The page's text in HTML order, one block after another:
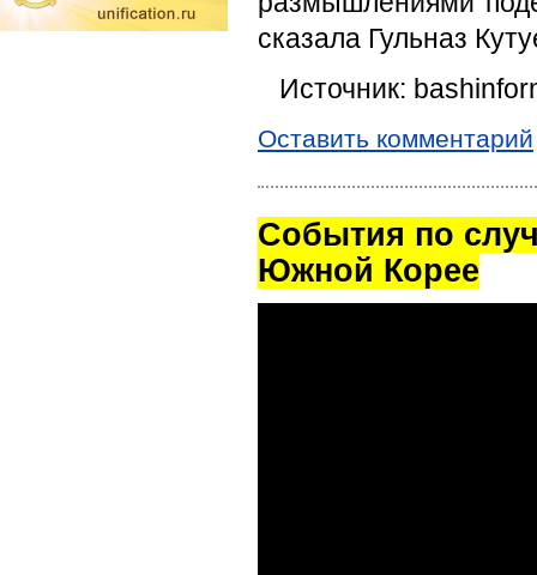
сказала Гульназ
Источник:
Оставить комментарий
Cобытия по
Южной Корее